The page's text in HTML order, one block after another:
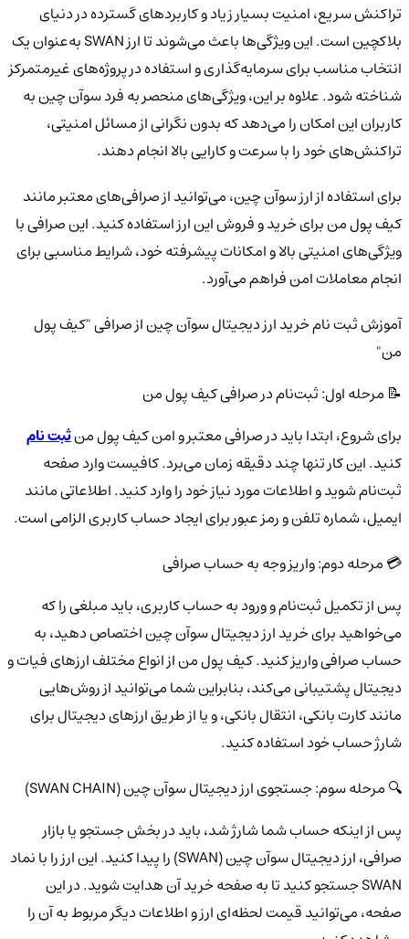
تراکنش سریع، امنیت بسیار زیاد و کاربردهای گسترده در دنیای
بلاکچین است. این ویژگی‌ها باعث می‌شوند تا ارز SWAN به‌عنوان یک
انتخاب مناسب برای سرمایه‌گذاری و استفاده در پروژه‌های غیرمتمرکز
شناخته شود. علاوه بر این، ویژگی‌های منحصر به فرد سوآن چین به
کاربران این امکان را می‌دهد که بدون نگرانی از مسائل امنیتی،
تراکنش‌های خود را با سرعت و کارایی بالا انجام دهند.
برای استفاده از ارز سوآن چین، می‌توانید از صرافی‌های معتبر مانند
کیف پول من برای خرید و فروش این ارز استفاده کنید. این صرافی با
ویژگی‌های امنیتی بالا و امکانات پیشرفته خود، شرایط مناسبی برای
انجام معاملات امن فراهم می‌آورد.
آموزش ثبت نام خرید ارز دیجیتال سوآن چین از صرافی "کیف پول
من"
📝 مرحله اول: ثبت‌نام در صرافی کیف پول من
برای شروع، ابتدا باید در صرافی معتبر و امن کیف پول منثبت‌ نام
کنید. این کار تنها چند دقیقه زمان می‌برد. کافیست وارد صفحه
ثبت‌نام شوید و اطلاعات مورد نیاز خود را وارد کنید. اطلاعاتی مانند
ایمیل، شماره تلفن و رمز عبور برای ایجاد حساب کاربری الزامی است.
💳 مرحله دوم: واریز وجه به حساب صرافی
پس از تکمیل ثبت‌نام و ورود به حساب کاربری، باید مبلغی را که
می‌خواهید برای خرید ارز دیجیتال سوآن چین اختصاص دهید، به
حساب صرافی واریز کنید. کیف پول من از انواع مختلف ارزهای فیات و
دیجیتال پشتیبانی می‌کند، بنابراین شما می‌توانید از روش‌هایی
مانند کارت بانکی، انتقال بانکی، و یا از طریق ارزهای دیجیتال برای
شارژ حساب خود استفاده کنید.
🔍 مرحله سوم: جستجوی ارز دیجیتال سوآن چین (SWAN CHAIN)
پس از اینکه حساب شما شارژ شد، باید در بخش جستجو یا بازار
صرافی، ارز دیجیتال سوآن چین (SWAN) را پیدا کنید. این ارز را با نماد
SWAN جستجو کنید تا به صفحه خرید آن هدایت شوید. در این
صفحه، می‌توانید قیمت لحظه‌ای ارز و اطلاعات دیگر مربوط به آن را